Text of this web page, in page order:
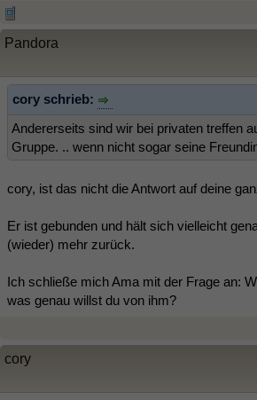
Pandora
cory schrieb:
Andererseits sind wir bei privaten treffen
Gruppe. .. wenn nicht sogar seine
cory, ist das nicht die Antwort auf deine
Er ist gebunden und hält sich vielleicht
(wieder) mehr zurück.
Ich schließe mich Ama mit der Frage an:
was genau willst du von ihm?
cory